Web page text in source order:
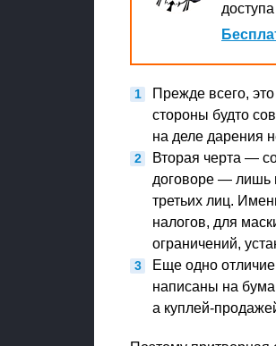
Прежде всего,
стороны будто
на деле дарения
Вторая черта —
договоре — лишь
третьих лиц.
налогов, для
ограничений,
Еще одно
написаны на
а куплей-